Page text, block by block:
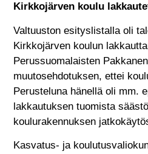
Kirkkojärven koulu
Valtuuston esityslistalla oli
Kirkkojärven koulun
Perussuomalaisten
muutosehdotuksen, ettei
Perusteluna hänellä oli mm.
lakkautuksen tuomista
koulurakennuksen
Kasvatus- ja